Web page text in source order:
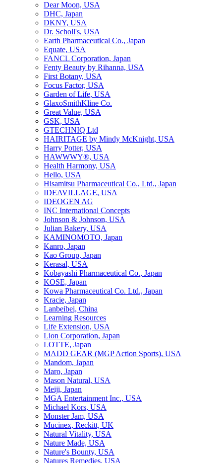
Dear Moon, USA
DHC, Japan
DKNY, USA
Dr. Scholl's, USA
Earth Pharmaceutical Co., Japan
Equate, USA
FANCL Corporation, Japan
Fenty Beauty by Rihanna, USA
First Botany, USA
Focus Factor, USA
Garden of Life, USA
GlaxoSmithKline Co.
Great Value, USA
GSK, USA
GTECHNIQ Ltd
HAIRITAGE by Mindy McKnight, USA
Harry Potter, USA
HAWWWY®, USA
Health Harmony, USA
Hello, USA
Hisamitsu Pharmaceutical Co., Ltd., Japan
IDEAVILLAGE, USA
IDEOGEN AG
INC International Concepts
Johnson & Johnson, USA
Julian Bakery, USA
KAMINOMOTO, Japan
Kanro, Japan
Kao Group, Japan
Kerasal, USA
Kobayashi Pharmaceutical Co., Japan
KOSE, Japan
Kowa Pharmaceutical Co. Ltd., Japan
Kracie, Japan
Lanbeibei, China
Learning Resources
Life Extension, USA
Lion Corporation, Japan
LOTTE, Japan
MADD GEAR (MGP Action Sports), USA
Mandom, Japan
Maro, Japan
Mason Natural, USA
Meiji, Japan
MGA Entertainment Inc., USA
Michael Kors, USA
Monster Jam, USA
Mucinex, Reckitt, UK
Natural Vitality, USA
Nature Made, USA
Nature's Bounty, USA
Natures Remedies, USA